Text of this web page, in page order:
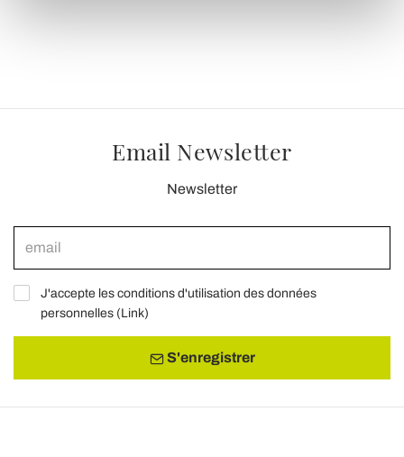
annunci, per fornire funzionalità dei social media e per
informazioni sul modo in cui utilizza il nostro sito con i
pubblicità e social media, i quali potrebbero combinarle
raccolto dal suo utilizzo dei loro servizi.
Email Newsletter
Newsletter
J'accepte les conditions d'utilisation des données
personnelles (Link)
S'enregistrer